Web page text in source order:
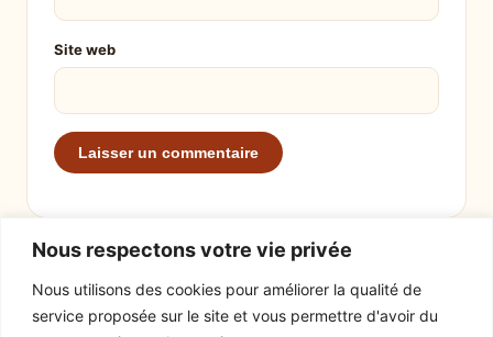
Nous respectons votre vie privée
Nous utilisons des cookies pour améliorer la qualité de
service proposée sur le site et vous permettre d'avoir du
Site web